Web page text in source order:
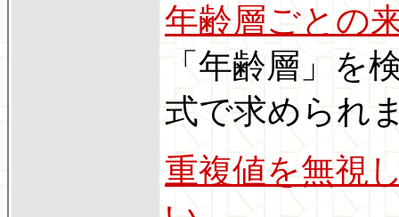
年齢層ごとの
「年齢層」を
式で求められ
重複値を無視